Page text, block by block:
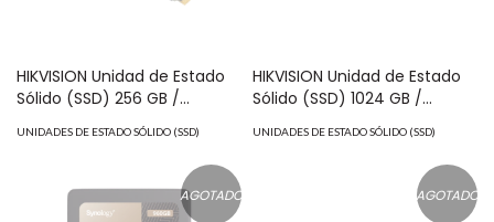
HIKVISION Unidad de Estado
Sólido (SSD) 256 GB /
PERFORMANCE EXTREMO /
Hasta 3100MB/s / M.2 NVMe /
Para Gaming y PC Trabajo
Pesado MOD: HS-SSD-
E2000/256G
UNIDADES DE ESTADO SÓLIDO (SSD)
HIKVISION Unidad de Estado
Sólido (SSD) 1024 GB /
PERFORMANCE EXTREMO /
Hasta 3500 MB/s / M.2 NVMe
/ Para Gaming y PC Trabajo
Pesado MOD: HS-SSD-
UNIDADES DE ESTADO SÓLIDO (SSD)
AGOTADO AGOTADO